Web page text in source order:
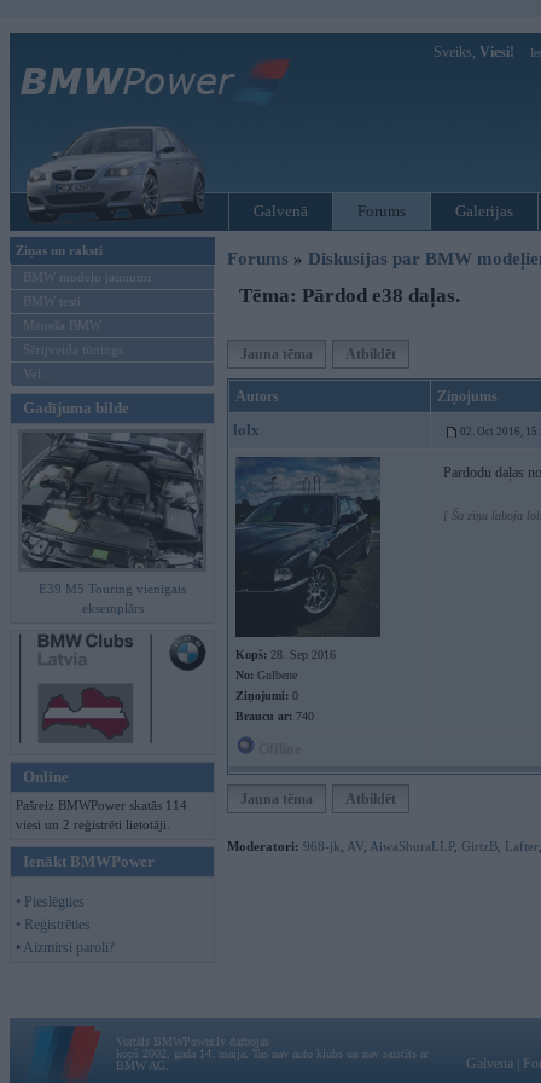
Sveiks, Viesi!
Galvenā Forums Galerijas
Ziņas un raksti
BMW modeļu jaunumi
BMW testi
Mēneša BMW
Sērijveida tūnings
Vel...
Gadījuma bilde
E39 M5 Touring vienīgais
eksemplārs
Online
Pašreiz BMWPower skatās 114
viesi un 2 reģistrēti lietotāji.
Ienākt BMWPower
• Pieslēgties
• Reģistrēties
• Aizmirsi paroli?
Forums » Diskusijas par BMW
Tēma: Pārdod e38 daļas.
Jauna tēma Atbildēt
Autors Ziņojums
lolx 02. Oct 2016,
Kopš: 28. Sep 2016
No: Gulbene
Ziņojumi: 0
Braucu ar: 740
Pardodu daļas
[ Šo ziņu laboja
Jauna tēma Atbildēt
Moderatori: 968-jk AV AiwaShuraLLP, GirtzB Lafter
Vortāls BMWPower.lv darbojas
kopš 2002. gada 14. maija. Tas nav auto klubs un nav saistīts ar
BMW AG.
Galvena